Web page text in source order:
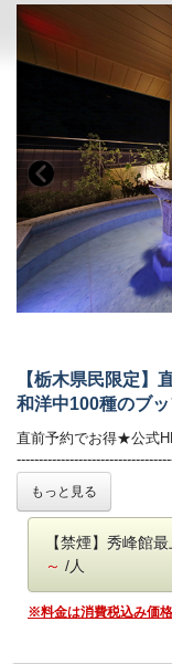
焼き立てのフレンチト
ツが人気。
オリジナルの「あさや
【お食事時間について】
ご夕食時間は、当日チ
早いお時間帯が満席と
予めご了承ください。
※お食事時間は90分目
ご朝食時間は、7時か
［お子様連れのご家族
(1)館内にはキッズルー
楽しい遊具がいっぱい
(2)お子様用備品も充実
■温泉
自家源泉「子宝の湯」
ご好評をいただいてお
鬼怒川温泉で最も高い
・大浴場は秀峰館 八番
・振れば願いが叶う打
います。（有料）
詳しくはお部屋詳細を
夕食：レストランで創
イキング）
レストランの営業時間
お食事時間は当日チェ
ご夕食会場はレストラ
気軽なイス・テーブル
の創作料理をお楽しみ
※Wisteriaでのお食事は
※仕入状況により、お
※画像はイメージです
朝食ブッフェでは和洋
す。
お好みの具を選べるト
■温泉
鬼怒川温泉で最も高い
からは時刻にて刻々と
い！
・大浴場は秀峰館 八番
・振れば願いが叶う打
います。（有料）
■客室
詳しくはお部屋詳細を
【栃木県民限定
和洋中100種のブ
直前予約でお得★公式
直前予約はこちらのプ
※チェックイン時、代
ご提示いただけない
必ず身分証明書をご
■お食事
もっと見る
【禁煙】秀峰館
～ /人
※料金は消費税込み価格